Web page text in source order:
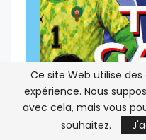
Ce site Web utilise
expérience. Nous
avec cela, mais vous
souhaitez.